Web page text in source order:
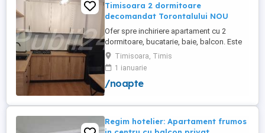
Timisoara 2 dormitoare
decomandat Torontalului NOU
Ofer spre inchiriere apartament cu 2
dormitoare, bucatarie, baie, balcon. Este
complet utilat si mobilat nou, clima,
internet, tv, video interfon masina de
spalat haine, lenjerii, prosoape,
consumabile. In incinta complexului de
de joaca pentru copii. Apartamentul ...
Timisoara, Timis
1 ianuarie
/noapte
Regim hotelier: Apartament frumos